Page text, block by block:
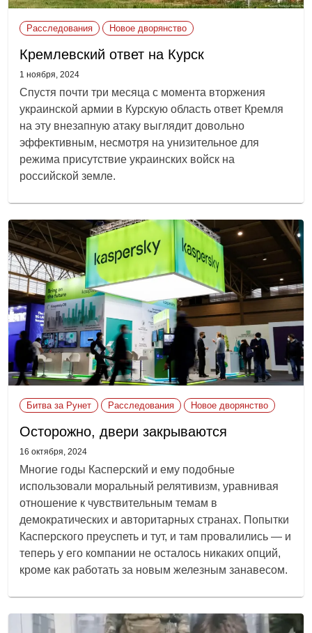
Расследования Новое дворянство
Кремлевский ответ на Курск
1 ноября, 2024
Cпустя почти три месяца с момента вторжения
украинской армии в Курскую область ответ Кремля
на эту внезапную атаку выглядит довольно
эффективным, несмотря на унизительное для
режима присутствие украинских войск на
российской земле.
Битва за Рунет Расследования Новое дворянство
Осторожно, двери закрываются
16 октября, 2024
Многие годы Касперский и ему подобные
использовали моральный релятивизм, уравнивая
отношение к чувствительным темам в
демократических и авторитарных странах. Попытки
Касперского преуспеть и тут, и там провалились — и
теперь у его компании не осталось никаких опций,
кроме как работать за новым железным занавесом.